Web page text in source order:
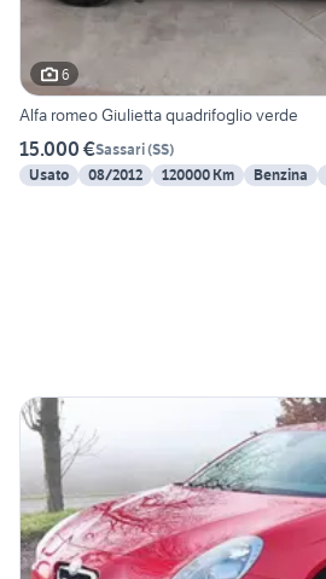
6
Alfa romeo Giulietta quadrifoglio verde
15.000 €Sassari(SS)
Usato
08/2012 120000 Km Benzina